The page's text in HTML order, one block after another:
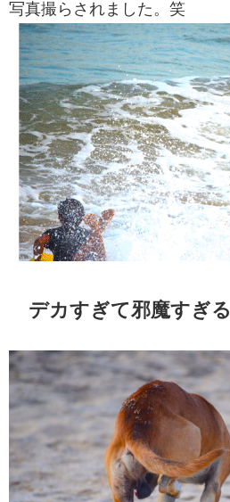
写真撮らされました。笑
デカすぎて邪魔すぎる